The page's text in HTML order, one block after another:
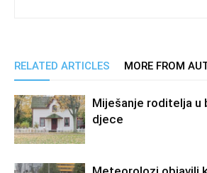
RELATED ARTICLES MORE FROM
Miješanje roditelja u
djece